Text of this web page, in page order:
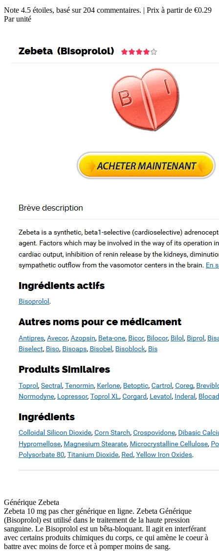
Note 4.5 étoiles, basé sur 204 commentaires. | Prix à partir de €0.29
Par unité
Générique Zebeta
Zebeta 10 mg pas cher générique en ligne. Zebeta Générique
(Bisoprolol) est utilisé dans le traitement de la haute pression
sanguine. Le Bisoprolol est un bêta-bloquant. Il agit en interférant
avec certains produits chimiques du corps, ce qui amène le coeur à
battre avec moins de force et à pomper moins de sang.